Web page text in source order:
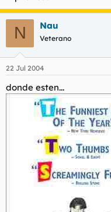
N Nau
Veterano
22 Jul 2004
donde esten...